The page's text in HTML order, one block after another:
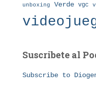
unboxing Verde vgc
Suscribete al
Subscribe to